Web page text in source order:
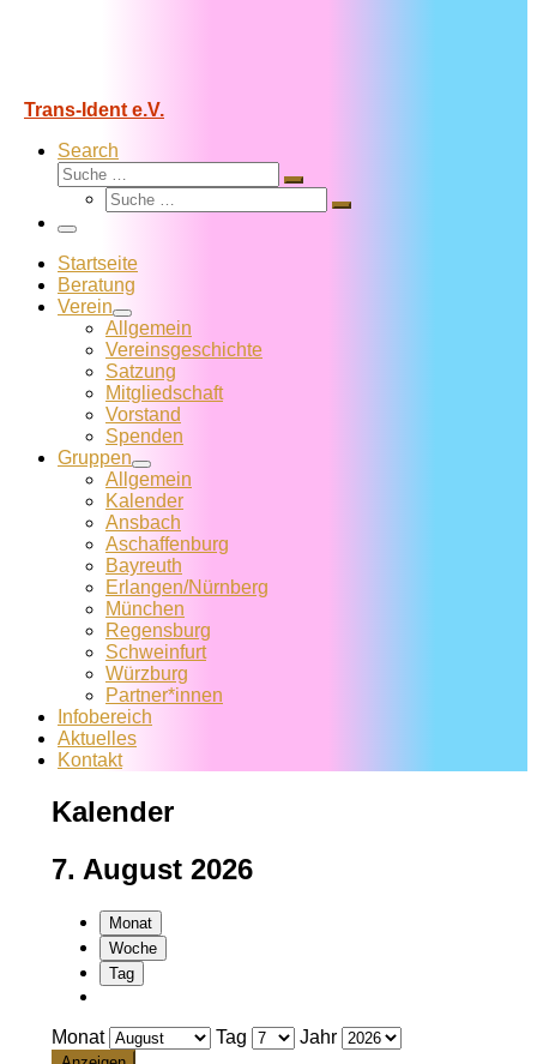
Trans-Ident e.V.
Search
Suche
Suche
Suche
Suche
Menü
Startseite
Beratung
Verein
Allgemein
Vereins­geschichte
Satzung
Mitglied­schaft
Vorstand
Spenden
Gruppen
Allgemein
Kalender
Ansbach
Aschaffenburg
Bayreuth
Erlangen/Nürnberg
München
Regensburg
Schweinfurt
Würzburg
Partner*innen
Infobereich
Aktuelles
Kontakt
Kalender
7. August 2026
Monat
Woche
Tag
Monat Tag Jahr